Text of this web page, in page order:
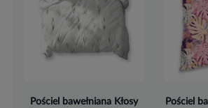
Pościel bawełniana Kłosy
Pościel